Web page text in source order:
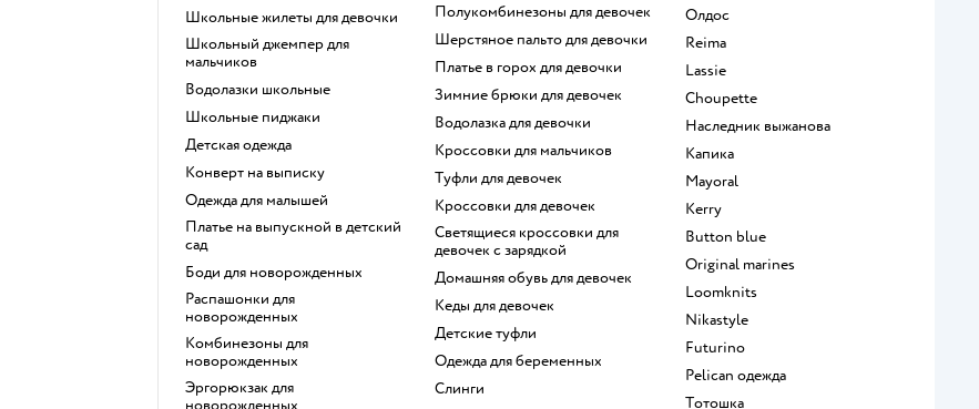
Школьные жилеты для девочки
Школьный джемпер для
мальчиков
Водолазки школьные
Школьные пиджаки
Детская одежда
Конверт на выписку
Одежда для малышей
Платье на выпускной в детский
сад
Боди для новорожденных
Распашонки для
новорожденных
Комбинезоны для
новорожденных
Эргорюкзак для
новорожденных
Полукомбинезоны для девочек
Шерстяное пальто для девочки
Платье в горох для девочки
Зимние брюки для девочек
Водолазка для девочки
Кроссовки для мальчиков
Туфли для девочек
Кроссовки для девочек
Светящиеся кроссовки для
девочек с зарядкой
Домашняя обувь для девочек
Кеды для девочек
Детские туфли
Одежда для беременных
Слинги
Олдос
Reima
Lassie
Choupette
Наследник выжанова
Капика
Mayoral
Kerry
Button blue
Original marines
Loomknits
Nikastyle
Futurino
Pelican одежда
Тотошка